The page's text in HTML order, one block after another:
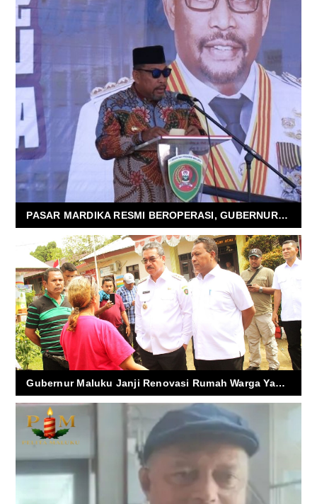
PASAR MARDIKA RESMI BEROPERASI, GUBERNUR : JANGAN ADA PUNGLI
Gubernur Maluku Janji Renovasi Rumah Warga Yang Terbakar